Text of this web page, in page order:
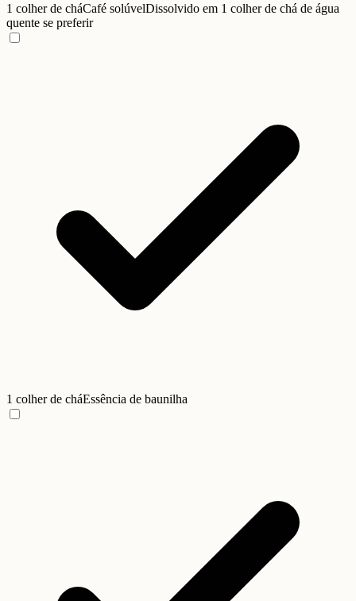
1 colher de cháCafé solúvelDissolvido em 1 colher de chá de água
quente se preferir
1 colher de cháEssência de baunilha